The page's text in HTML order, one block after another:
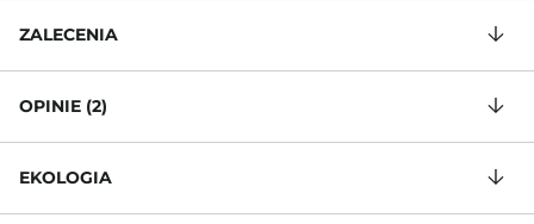
ZALECENIA
OPINIE (2)
EKOLOGIA